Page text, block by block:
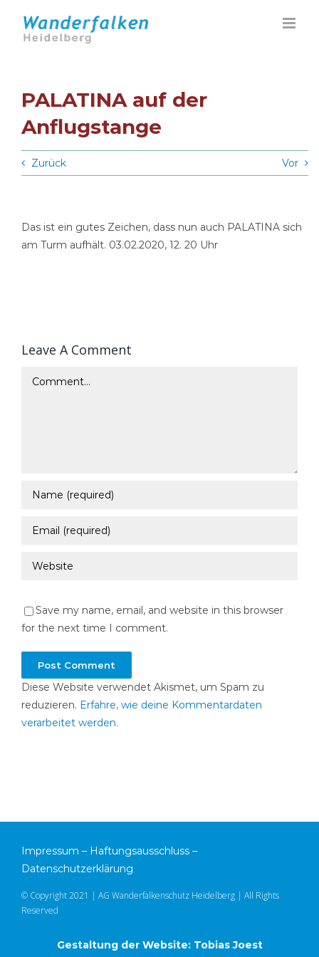
Inhalt
springen
PALATINA auf der
Anflugstange
Zurück Vor
Das ist ein gutes Zeichen, dass nun auch PALATINA sich
am Turm aufhält. 03.02.2020, 12. 20 Uhr
Leave A Comment
Comment
Save my name, email, and website in this browser
for the next time I comment.
Diese Website verwendet Akismet, um Spam zu
reduzieren. Erfahre, wie deine Kommentardaten
verarbeitet werden.
Impressum – Haftungsausschluss –
Datenschutzerklärung
© Copyright 2021 | AG Wanderfalkenschutz Heidelberg | All Rights
Reserved
Gestaltung der Website: Tobias Joest